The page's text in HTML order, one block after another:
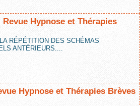
Hypnose et Thérapies
RÉPÉTITION DES SCHÉMAS
ANTÉRIEURS....
Hypnose et Thérapies Brèves